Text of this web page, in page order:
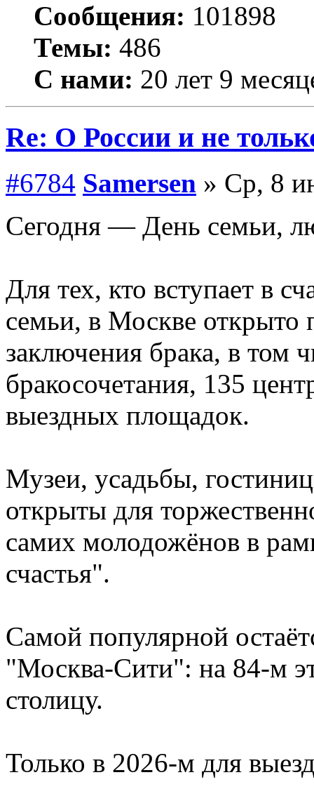
Сообщения: 101898
Темы: 486
С нами: 20 лет 9
Re: О России и не
#6784 Samersen » Ср, 8
Сегодня — День семьи,
Для тех, кто вступает в
семьи, в Москве открыто
заключения брака, в том
бракосочетания, 135
выездных площадок.
Музеи, усадьбы,
открыты для
самих молодожёнов в
счастья".
Самой популярной
"Москва-Сити": на 84-м
столицу.
Только в 2026-м для